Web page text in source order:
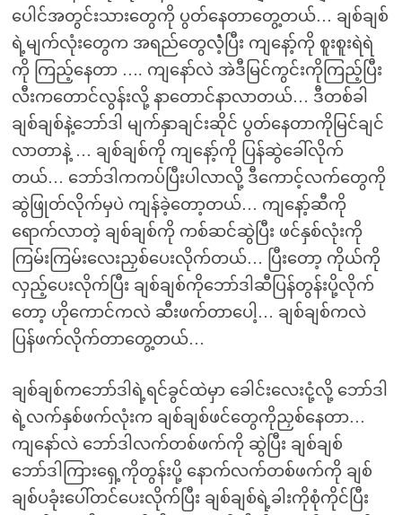
ပေါင်အတွင်းသားတွေကို ပွတ်နေတာတွေ့တယ်… ချစ်ချစ်
ရဲ့မျက်လုံးတွေက အရည်တွေလဲံ့ပြီး ကျနော့်ကို စူးစူးရဲရဲ
ကို ကြည့်နေတာ …. ကျနော်လဲ အဲဒီမြင်ကွင်းကိုကြည့်ပြီး
လီးကတောင်လွန်းလို့ နာတောင်နာလာတယ်… ဒီတစ်ခါ
ချစ်ချစ်နဲ့ဘော်ဒါ မျက်နှာချင်းဆိုင် ပွတ်နေတာကိုမြင်ချင်
လာတာနဲ့ … ချစ်ချစ်ကို ကျနော့်ကို ပြန်ဆွဲခေါ်လိုက်
တယ်… ဘော်ဒါကကပ်ပြီးပါလာလို့ ဒီကောင့်လက်တွေကို
ဆွဲဖြုတ်လိုက်မှပဲ ကျန်ခဲ့တော့တယ်… ကျနော့်ဆီကို
ရောက်လာတဲ့ ချစ်ချစ်ကို ကစ်ဆင်ဆွဲပြီး ဖင်နှစ်လုံးကို
ကြမ်းကြမ်းလေးညှစ်ပေးလိုက်တယ်… ပြီးတော့ ကိုယ်ကို
လှည့်ပေးလိုက်ပြီး ချစ်ချစ်ကိုဘော်ဒါဆီပြန်တွန်းပို့လိုက်
တော့ ဟိုကောင်ကလဲ ဆီးဖက်တာပေါ့… ချစ်ချစ်ကလဲ
ပြန်ဖက်လိုက်တာတွေ့တယ်…
ချစ်ချစ်ကဘော်ဒါရဲ့ရင်ခွင်ထဲမှာ ခေါင်းလေးငုံ့လို့ ဘော်ဒါ
ရဲ့လက်နှစ်ဖက်လုံးက ချစ်ချစ်ဖင်တွေကိုညှစ်နေတာ…
ကျနော်လဲ ဘော်ဒါလက်တစ်ဖက်ကို ဆွဲပြီး ချစ်ချစ်
ဘော်ဒါကြားရှေ့ကိုတွန်းပို့ နောက်လက်တစ်ဖက်ကို ချစ်
ချစ်ပခုံးပေါ်တင်ပေးလိုက်ပြီး ချစ်ချစ်ရဲ့ခါးကိုစုံကိုင်ပြီး